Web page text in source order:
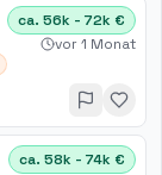
ca. 56k - 72k €
vor 1 Monat
ca. 58k - 74k €